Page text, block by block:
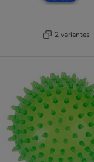
2 variantes